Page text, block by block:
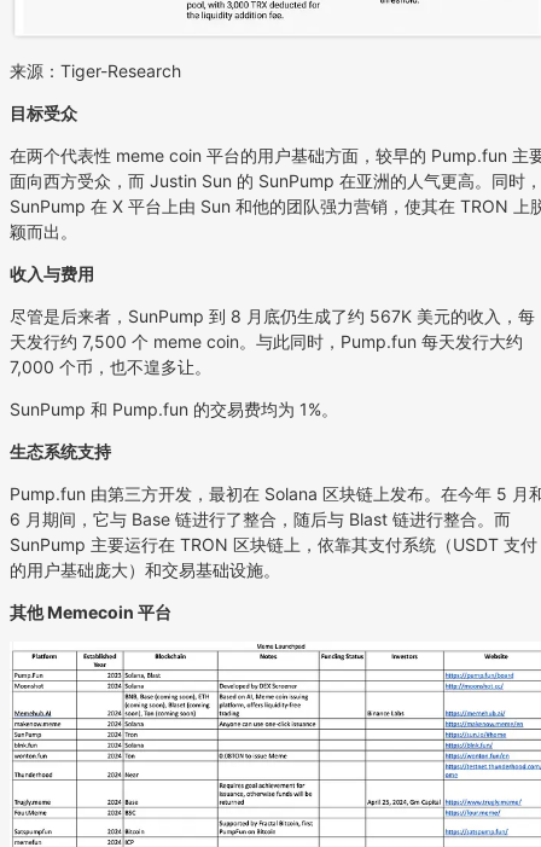
来源：Tiger-Research
目标受众
在两个代表性 meme coin 平台的用户基础方面，较早的 Pump.fun 主
面向西方受众，而 Justin Sun 的 SunPump 在亚洲的人气更高。同时，
SunPump 在 X 平台上由 Sun 和他的团队强力营销，使其在 TRON 上
颖而出。
收入与费用
尽管是后来者，SunPump 到 8 月底仍生成了约 567K 美元的收入，每
天发行约 7,500 个 meme coin。与此同时，Pump.fun 每天发行大约
7,000 个币，也不遑多让。
SunPump 和 Pump.fun 的交易费均为 1%。
生态系统支持
Pump.fun 由第三方开发，最初在 Solana 区块链上发布。在今年 5 月
6 月期间，它与 Base 链进行了整合，随后与 Blast 链进行整合。而
SunPump 主要运行在 TRON 区块链上，依靠其支付系统（USDT 支付
的用户基础庞大）和交易基础设施。
其他 Memecoin 平台